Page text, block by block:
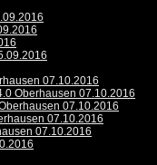
07.10.2016
Oberhausen 07.10.2016
07.10.2016
07.10.2016
07.10.2016